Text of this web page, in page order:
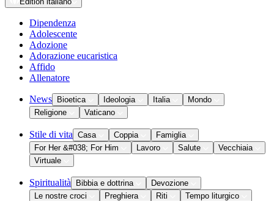
Dipendenza
Adolescente
Adozione
Adorazione eucaristica
Affido
Allenatore
News Bioetica Ideologia Italia
Mondo
Religione
Vaticano
Stile di vita Casa Coppia
Famiglia
For Her &#038; For Him
Lavoro Salute
Vecchiaia
Virtuale
Spiritualità Bibbia e dottrina
Devozione
Le nostre croci
Preghiera Riti
Tempo liturgico